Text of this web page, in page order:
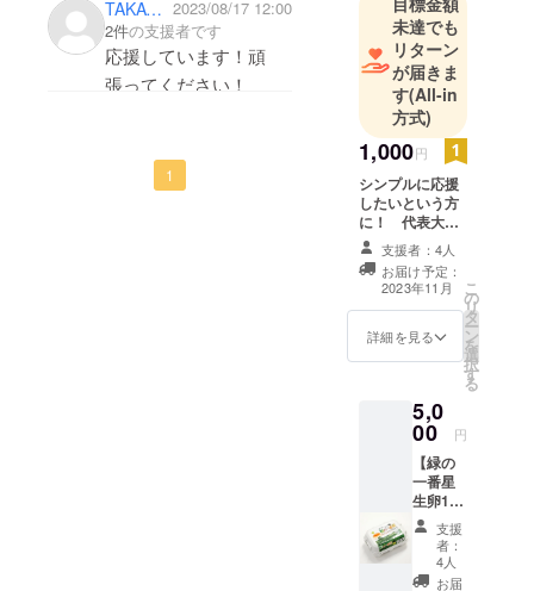
ます。TAKAYUKI YOSHIZAWA 2023/08/17 12:00
2件の支援者です
応援しています！頑
張ってください！
1
未達でも
リターン
が届きま
す(All-in
方式)
1,000円
シンプルに応援
したいという方
に！ 代表大木
からの御礼のお
手紙、子供たち
の写真をお送り
します。
支援者：4人
お届け予定：
2023年11月
詳細を見る
こ
の
リ
タ
ー
ン
を
選
択
す
る
5,0
00 円
【緑の
一番星
生卵12
個と子
供達か
らお礼
のビデ
支援
者：
4人
お届